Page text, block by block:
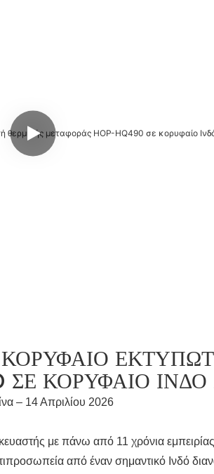
ΚΟΡΥΦΑΊΟ
– 14 Απριλίου 2026
με πάνω από 11 χρόνια
από έναν σημαντικό Ινδό